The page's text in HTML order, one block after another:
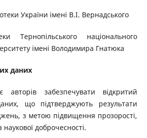
України імені В.І. Вернадського
Тернопільського національного
імені Володимира Гнатюка
даних
авторів забезпечувати відкритий
що підтверджують результати
з метою підвищення прозорості,
наукової доброчесності.